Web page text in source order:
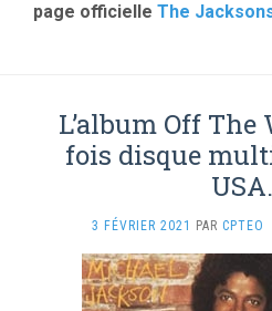
page officielle The
L’album Off
fois disque
3 FÉVRIER 2021 PAR CPTEO